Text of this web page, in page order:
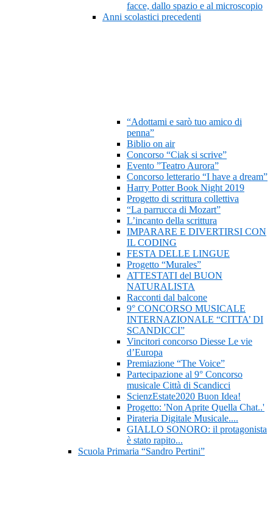
facce, dallo spazio e al microscopio
Anni scolastici precedenti
“Adottami e sarò tuo amico di
penna”
Biblio on air
Concorso “Ciak si scrive”
Evento ”Teatro Aurora”
Concorso letterario “I have a dream”
Harry Potter Book Night 2019
Progetto di scrittura collettiva
“La parrucca di Mozart”
L’incanto della scrittura
IMPARARE E DIVERTIRSI CON
IL CODING
FESTA DELLE LINGUE
Progetto “Murales”
ATTESTATI del BUON
NATURALISTA
Racconti dal balcone
9° CONCORSO MUSICALE
INTERNAZIONALE “CITTA’ DI
SCANDICCI”
Vincitori concorso Diesse Le vie
d’Europa
Premiazione “The Voice”
Partecipazione al 9° Concorso
musicale Città di Scandicci
ScienzEstate2020 Buon Idea!
Progetto: 'Non Aprite Quella Chat..'
Pirateria Digitale Musicale....
GIALLO SONORO: il protagonista
è stato rapito...
Scuola Primaria “Sandro Pertini”